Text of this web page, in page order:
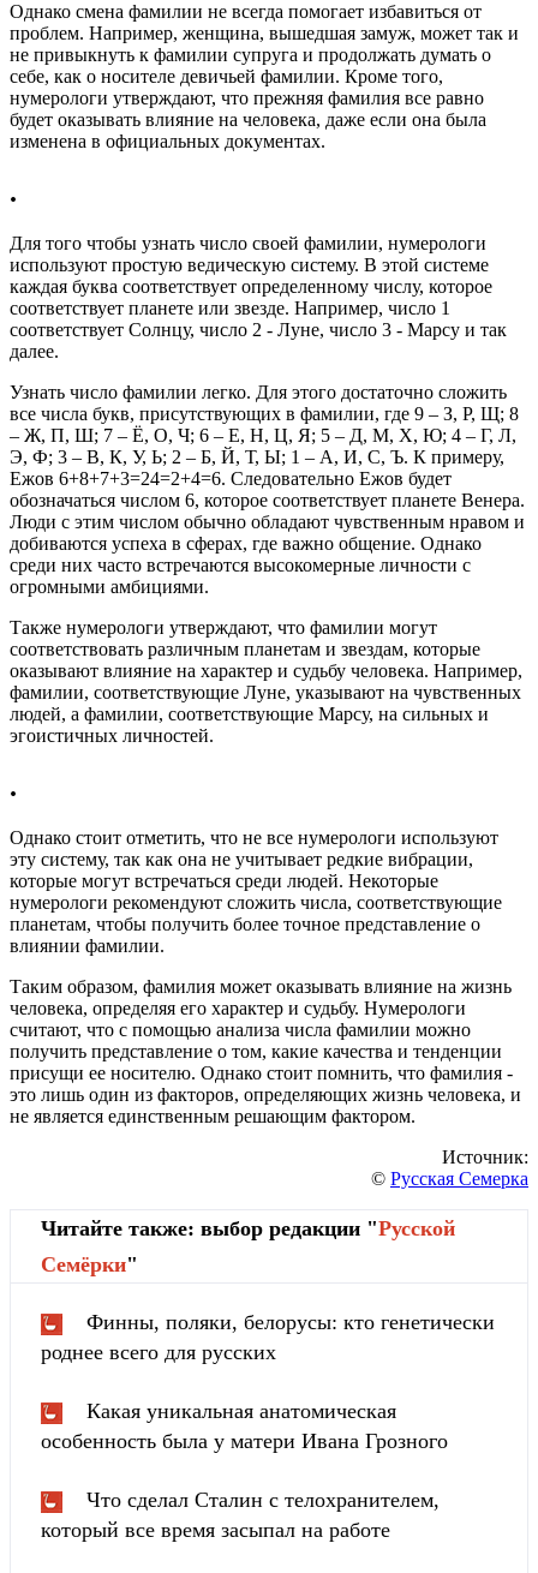
Однако смена фамилии не всегда помогает избавиться от
проблем. Например, женщина, вышедшая замуж, может так и
не привыкнуть к фамилии супруга и продолжать думать о
себе, как о носителе девичьей фамилии. Кроме того,
нумерологи утверждают, что прежняя фамилия все равно
будет оказывать влияние на человека, даже если она была
изменена в официальных документах.
.
Для того чтобы узнать число своей фамилии, нумерологи
используют простую ведическую систему. В этой системе
каждая буква соответствует определенному числу, которое
соответствует планете или звезде. Например, число 1
соответствует Солнцу, число 2 - Луне, число 3 - Марсу и так
далее.
Узнать число фамилии легко. Для этого достаточно сложить
все числа букв, присутствующих в фамилии, где 9 – З, Р, Щ; 8
– Ж, П, Ш; 7 – Ё, О, Ч; 6 – Е, Н, Ц, Я; 5 – Д, М, Х, Ю; 4 – Г, Л,
Э, Ф; 3 – В, К, У, Ь; 2 – Б, Й, Т, Ы; 1 – А, И, С, Ъ. К примеру,
Ежов 6+8+7+3=24=2+4=6. Следовательно Ежов будет
обозначаться числом 6, которое соответствует планете Венера.
Люди с этим числом обычно обладают чувственным нравом и
добиваются успеха в сферах, где важно общение. Однако
среди них часто встречаются высокомерные личности с
огромными амбициями.
Также нумерологи утверждают, что фамилии могут
соответствовать различным планетам и звездам, которые
оказывают влияние на характер и судьбу человека. Например,
фамилии, соответствующие Луне, указывают на чувственных
людей, а фамилии, соответствующие Марсу, на сильных и
эгоистичных личностей.
.
Однако стоит отметить, что не все нумерологи используют
эту систему, так как она не учитывает редкие вибрации,
которые могут встречаться среди людей. Некоторые
нумерологи рекомендуют сложить числа, соответствующие
планетам, чтобы получить более точное представление о
влиянии фамилии.
Таким образом, фамилия может оказывать влияние на жизнь
человека, определяя его характер и судьбу. Нумерологи
считают, что с помощью анализа числа фамилии можно
получить представление о том, какие качества и тенденции
присущи ее носителю. Однако стоит помнить, что фамилия -
это лишь один из факторов, определяющих жизнь человека, и
не является единственным решающим фактором.
Источник:
© Русская Семерка
Читайте также: выбор редакции "Русской
Cемёрки"
Финны, поляки, белорусы: кто генетически
роднее всего для русских
Какая уникальная анатомическая
особенность была у матери Ивана Грозного
Что сделал Сталин с телохранителем,
который все время засыпал на работе